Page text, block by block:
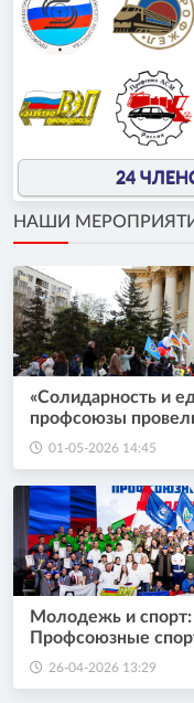
24
НАШИ
«Солидарность и
профсоюзы
01-05-2026 14:45
Молодежь и спорт:
Профсоюзные
26-04-2026 13:29